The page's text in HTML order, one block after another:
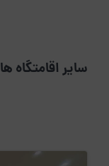
سایر اقامتگاه